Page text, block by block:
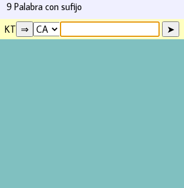
9 Palabra con sufijo
KT